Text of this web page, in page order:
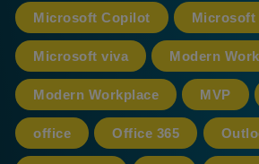
Microsoft Copilot Microsoft
Microsoft viva Modern Work
Modern Workplace MVP
office Office 365